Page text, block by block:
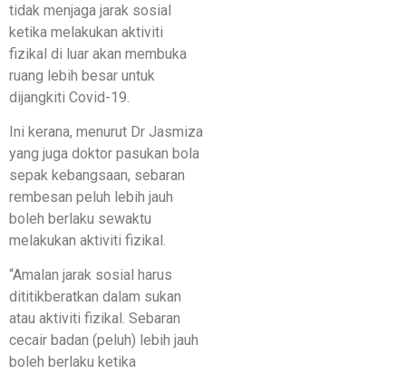
tidak menjaga jarak sosial
ketika melakukan aktiviti
fizikal di luar akan membuka
ruang lebih besar untuk
dijangkiti Covid-19.
Ini kerana, menurut Dr Jasmiza
yang juga doktor pasukan bola
sepak kebangsaan, sebaran
rembesan peluh lebih jauh
boleh berlaku sewaktu
melakukan aktiviti fizikal.
“Amalan jarak sosial harus
dititikberatkan dalam sukan
atau aktiviti fizikal. Sebaran
cecair badan (peluh) lebih jauh
boleh berlaku ketika